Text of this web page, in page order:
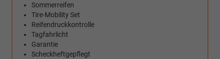
Sommerreifen
Tire-Mobility Set
Reifendruckkontrolle
Tagfahrlicht
Garantie
Scheckheftgepflegt